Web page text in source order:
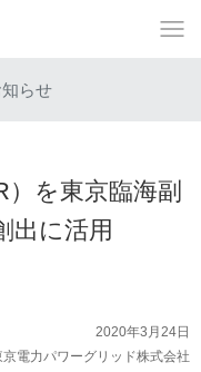
らせ
を東京臨海副
出に活用
2020年3月24日
京電力パワーグリッド株式会社